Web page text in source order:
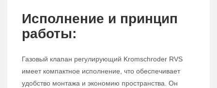
Исполнение и принцип
работы:
Газовый клапан регулирующий Kromschroder RVS
имеет компактное исполнение, что обеспечивает
удобство монтажа и экономию пространства. Он